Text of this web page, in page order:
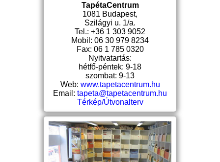
TapétaCentrum
1081 Budapest,
Szilágyi u. 1/a.
Tel.: +36 1 303 9052
Mobil: 06 30 979 8234
Fax: 06 1 785 0320
Nyitvatartás:
hétfő-péntek: 9-18
szombat: 9-13
Web: www.tapetacentrum.hu
Email: tapeta@tapetacentrum.hu
Térkép/Útvonalterv